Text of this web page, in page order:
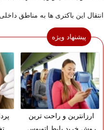
انتقال این باکتری ‌ها به مناطق
پیشنهاد ویژه
ارزانترین و راحت ترین